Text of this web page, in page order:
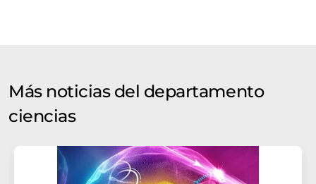
Más noticias del departamento
ciencias